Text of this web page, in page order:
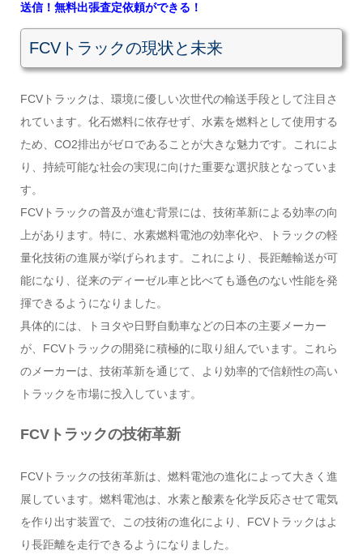
送信！無料出張査定依頼ができる！
FCVトラックの現状と未来
FCVトラックは、環境に優しい次世代の輸送手段として注目さ
れています。化石燃料に依存せず、水素を燃料として使用する
ため、CO2排出がゼロであることが大きな魅力です。これによ
り、持続可能な社会の実現に向けた重要な選択肢となっていま
す。
FCVトラックの普及が進む背景には、技術革新による効率の向
上があります。特に、水素燃料電池の効率化や、トラックの軽
量化技術の進展が挙げられます。これにより、長距離輸送が可
能になり、従来のディーゼル車と比べても遜色のない性能を発
揮できるようになりました。
具体的には、トヨタや日野自動車などの日本の主要メーカー
が、FCVトラックの開発に積極的に取り組んでいます。これら
のメーカーは、技術革新を通じて、より効率的で信頼性の高い
トラックを市場に投入しています。
FCVトラックの技術革新
FCVトラックの技術革新は、燃料電池の進化によって大きく進
展しています。燃料電池は、水素と酸素を化学反応させて電気
を作り出す装置で、この技術の進化により、FCVトラックはよ
り長距離を走行できるようになりました。